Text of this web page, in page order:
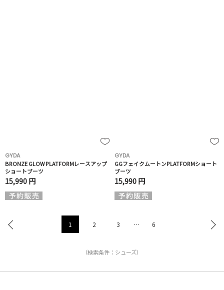
GYDA
BRONZE GLOW PLATFORMレースアップ
ショートブーツ
15,990 円
GYDA
GGフェイクムートンPLATFORMショート
ブーツ
15,990 円
1 2 3 … 6
（検索条件：シューズ）